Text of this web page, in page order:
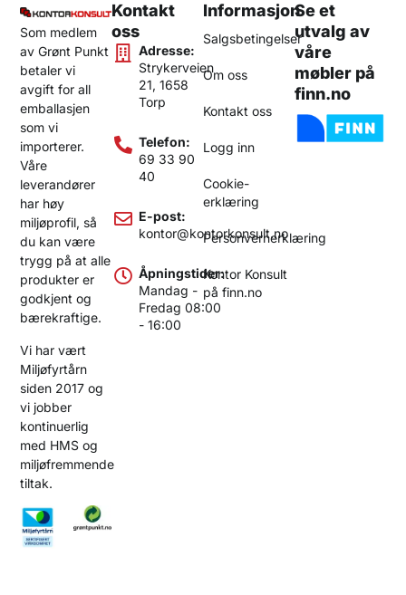
Som medlem
av Grønt Punkt
betaler vi
avgift for all
emballasjen
som vi
importerer.
Våre
leverandører
har høy
miljøprofil, så
du kan være
trygg på at alle
produkter er
godkjent og
bærekraftige.
Vi har vært
Miljøfyrtårn
siden 2017 og
vi jobber
kontinuerlig
med HMS og
miljøfremmende
tiltak.
Kontakt
oss
Adresse:
Strykerveien
21, 1658
Torp
Telefon:
69 33 90
40
E-post:
kontor@kontorkonsult.no
Åpningstider:
Mandag -
Fredag 08:00
- 16:00
Informasjon
Salgsbetingelser
Om oss
Kontakt oss
Logg inn
Cookie-
erklæring
Personvernerklæring
Kontor Konsult
på finn.no
Se et
utvalg av
våre
møbler på
finn.no